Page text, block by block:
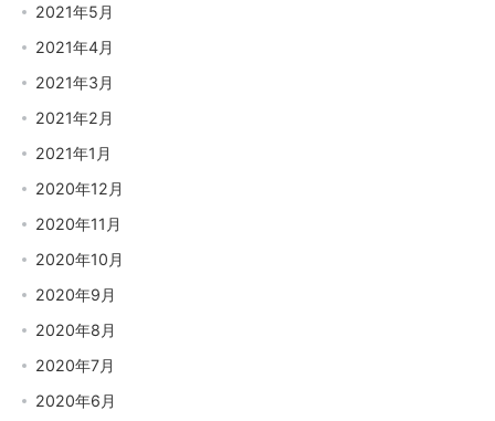
2021年5月
2021年4月
2021年3月
2021年2月
2021年1月
2020年12月
2020年11月
2020年10月
2020年9月
2020年8月
2020年7月
2020年6月